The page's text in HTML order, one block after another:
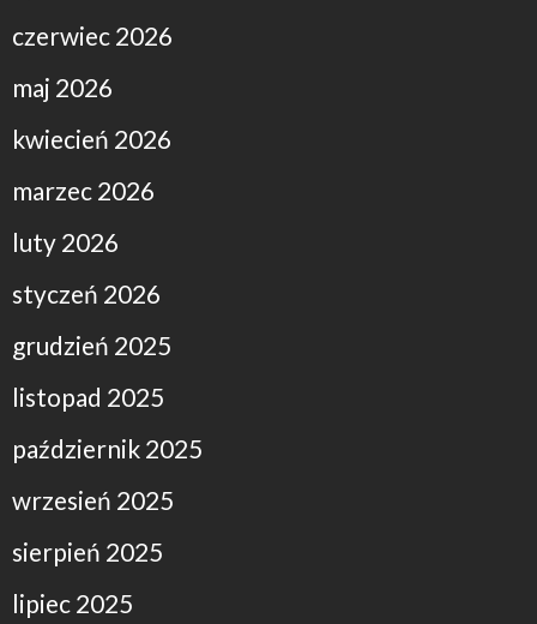
czerwiec 2026
maj 2026
kwiecień 2026
marzec 2026
luty 2026
styczeń 2026
grudzień 2025
listopad 2025
październik 2025
wrzesień 2025
sierpień 2025
lipiec 2025